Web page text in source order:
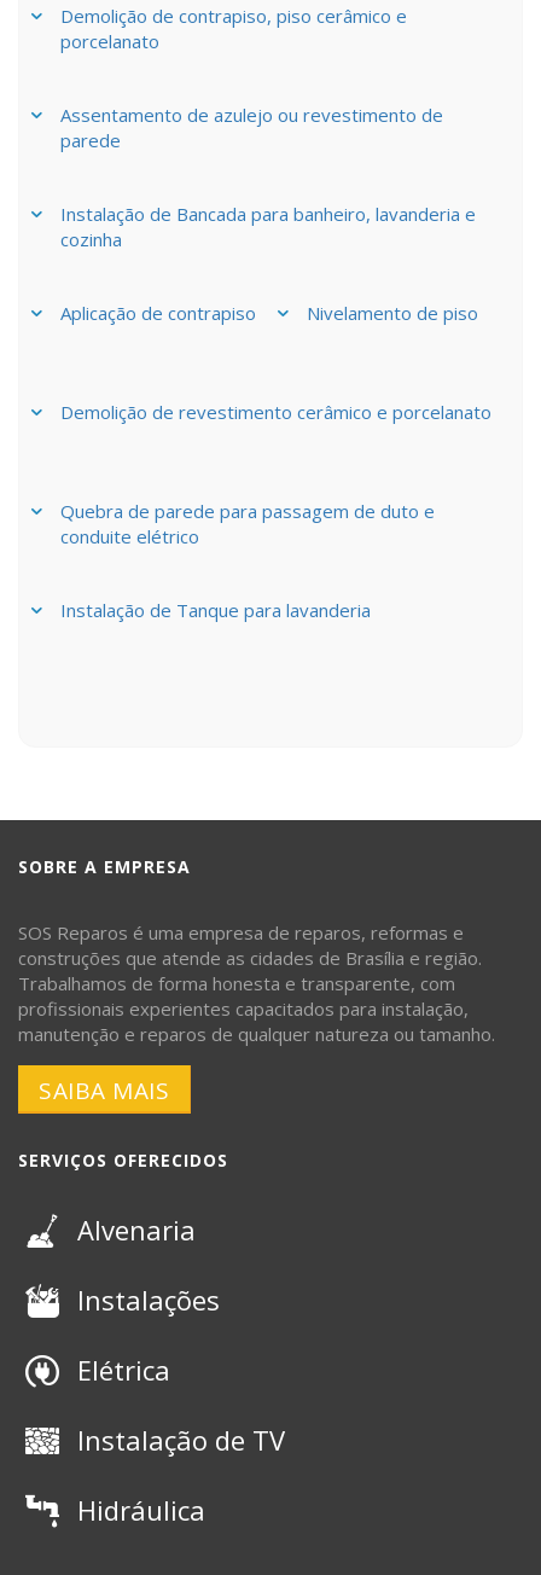
Demolição de contrapiso, piso cerâmico e
porcelanato
Assentamento de azulejo ou revestimento de
parede
Instalação de Bancada para banheiro, lavanderia e
cozinha
Aplicação de contrapiso Nivelamento de piso
Demolição de revestimento cerâmico e porcelanato
Quebra de parede para passagem de duto e
conduite elétrico
Instalação de Tanque para lavanderia
SOBRE A EMPRESA
SOS Reparos é uma empresa de reparos, reformas e
construções que atende as cidades de Brasília e região.
Trabalhamos de forma honesta e transparente, com
profissionais experientes capacitados para instalação,
manutenção e reparos de qualquer natureza ou tamanho.
SAIBA MAIS
SERVIÇOS OFERECIDOS
Alvenaria
Instalações
Elétrica
Instalação de TV
Hidráulica